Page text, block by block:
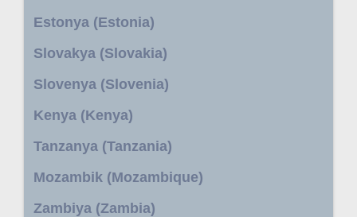
Estonya (Estonia)
Slovakya (Slovakia)
Slovenya (Slovenia)
Kenya (Kenya)
Tanzanya (Tanzania)
Mozambik (Mozambique)
Zambiya (Zambia)